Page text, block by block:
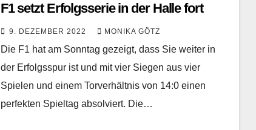
F1 setzt Erfolgsserie in der Halle fort
9. DEZEMBER 2022 MONIKA GÖTZ
Die F1 hat am Sonntag gezeigt, dass Sie weiter in
der Erfolgsspur ist und mit vier Siegen aus vier
Spielen und einem Torverhältnis von 14:0 einen
perfekten Spieltag absolviert. Die…